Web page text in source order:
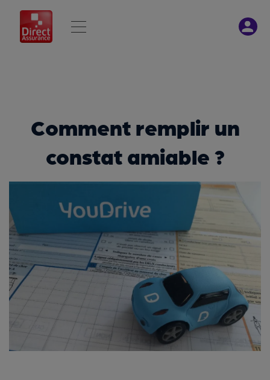
Comment remplir un
constat amiable ?